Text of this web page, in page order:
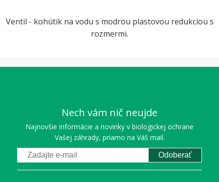
Ventil - kohútik na vodu s modrou plastovou redukciou s
rozmermi.
Nech vám nič neujde
Najnovšie informácie a novinky v biologickej ochrane
Vašej záhrady, priamo na Váš mail.
Odoberať